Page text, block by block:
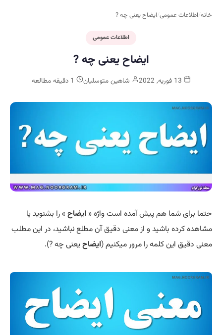
خانه/اطلاعات عمومی/ایضاح یعنی چه ?
اطلاعات عمومی
ایضاح یعنی چه ?
شاهین متوسلیان
حتما برای شما هم پیش آمده است واژه « ایضاح » را بشنوید یا
مشاهده کرده باشید و از معنی دقیق آن مطلع نباشید، در این مطلب
معنی دقیق این کلمه را مرور میکنیم (ایضاحیعنی چه ?).